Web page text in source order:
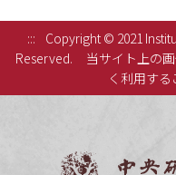
:::
Copyright © 2021
Reserved.
当サイト上の
く利用する